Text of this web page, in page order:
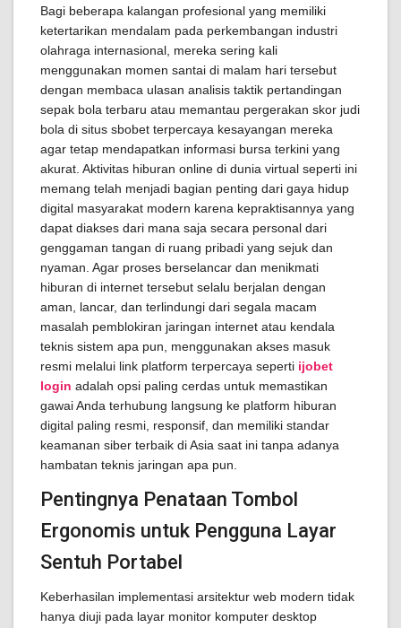
Bagi beberapa kalangan profesional yang memiliki
ketertarikan mendalam pada perkembangan industri
olahraga internasional, mereka sering kali
menggunakan momen santai di malam hari tersebut
dengan membaca ulasan analisis taktik pertandingan
sepak bola terbaru atau memantau pergerakan skor judi
bola di situs sbobet terpercaya kesayangan mereka
agar tetap mendapatkan informasi bursa terkini yang
akurat. Aktivitas hiburan online di dunia virtual seperti ini
memang telah menjadi bagian penting dari gaya hidup
digital masyarakat modern karena kepraktisannya yang
dapat diakses dari mana saja secara personal dari
genggaman tangan di ruang pribadi yang sejuk dan
nyaman. Agar proses berselancar dan menikmati
hiburan di internet tersebut selalu berjalan dengan
aman, lancar, dan terlindungi dari segala macam
masalah pemblokiran jaringan internet atau kendala
teknis sistem apa pun, menggunakan akses masuk
resmi melalui link platform terpercaya seperti ijobet
login adalah opsi paling cerdas untuk memastikan
gawai Anda terhubung langsung ke platform hiburan
digital paling resmi, responsif, dan memiliki standar
keamanan siber terbaik di Asia saat ini tanpa adanya
hambatan teknis jaringan apa pun.
Pentingnya Penataan Tombol
Ergonomis untuk Pengguna Layar
Sentuh Portabel
Keberhasilan implementasi arsitektur web modern tidak
hanya diuji pada layar monitor komputer desktop